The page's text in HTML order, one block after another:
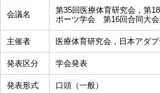
会議名
第35回医療体育研究会，第
ポーツ学会 第16回合同大会
主催者 医療体育研究会，日本アダ
発表区分 学会発表
発表形式 口頭（一般）